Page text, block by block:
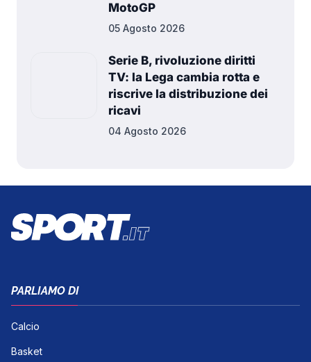
MotoGP
05 Agosto 2026
Serie B, rivoluzione diritti
TV: la Lega cambia rotta e
riscrive la distribuzione dei
ricavi
04 Agosto 2026
PARLIAMO DI
Calcio
Basket